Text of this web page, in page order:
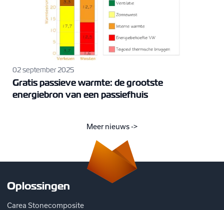
02 september 2025
Gratis passieve warmte: de grootste
energiebron van een passiefhuis
Meer nieuws ->
Oplossingen
Carea Stonecomposite